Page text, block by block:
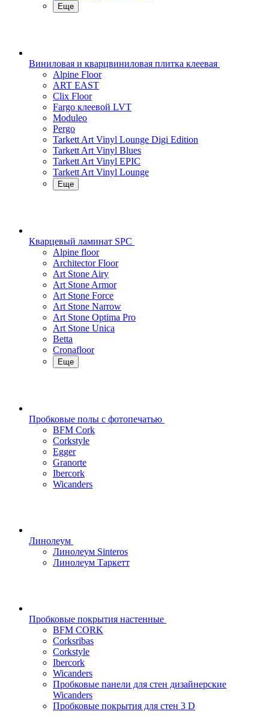
Еще
Виниловая и кварцвиниловая плитка клеевая
Alpine Floor
ART EAST
Clix Floor
Fargo клеевой LVT
Moduleo
Pergo
Tarkett Art Vinyl Lounge Digi Edition
Tarkett Art Vinyl Blues
Tarkett Art Vinyl EPIC
Tarkett Art Vinyl Lounge
Еще
Кварцевый ламинат SPC
Alpine floor
Architector Floor
Art Stone Airy
Art Stone Armor
Art Stone Force
Art Stone Narrow
Art Stone Optima Pro
Art Stone Unica
Betta
Cronafloor
Еще
Пробковые полы с фотопечатью
BFM Cork
Corkstyle
Egger
Granorte
Ibercork
Wicanders
Линолеум
Линолеум Sinteros
Линолеум Таркетт
Пробковые покрытия настенные
BFM CORK
Corksribas
Corkstyle
Ibercork
Wicanders
Пробковые панели для стен дизайнерские
Wicanders
Пробковые покрытия для стен 3 D